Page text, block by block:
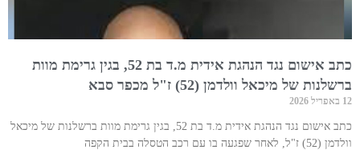
כתב אישום נגד הנהגת אידית מ.ד בת 52, בגין גרימת מוות
ברשלנות של מיכאל וולדמן (52) ז"ל מכפר סבא
12 באפריל 2026
כתב אישום נגד הנהגת אידית מ.ד בת 52, בגין גרימת מוות ברשלנות של מיכאל
וולדמן (52) ז"ל, לאחר שפגעה בו עם רכב הטסלה בבית הקפה